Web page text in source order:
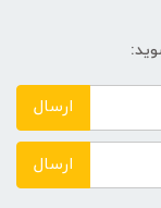
ارسال
ارسال